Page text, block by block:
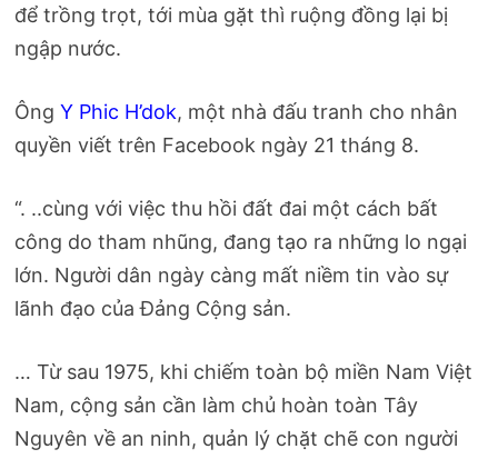
để trồng trọt, tới mùa gặt thì ruộng đồng lại bị
ngập nước.
ÔngY Phic H’dok, một nhà đấu tranh cho nhân
quyền viết trên Facebook ngày 21 tháng 8.
“. ..cùng với việc thu hồi đất đai một cách bất
công do tham nhũng, đang tạo ra những lo ngại
lớn. Người dân ngày càng mất niềm tin vào sự
lãnh đạo của Đảng Cộng sản.
… Từ sau 1975, khi chiếm toàn bộ miền Nam Việt
Nam, cộng sản cần làm chủ hoàn toàn Tây
Nguyên về an ninh, quản lý chặt chẽ con người